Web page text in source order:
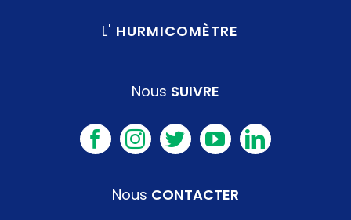
L' HURMICOMÈTRE
Nous SUIVRE
Nous CONTACTER